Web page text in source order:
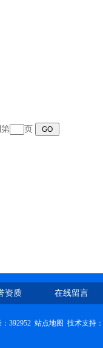
页
资质 在线留言
392952 站点地图 技术支持：